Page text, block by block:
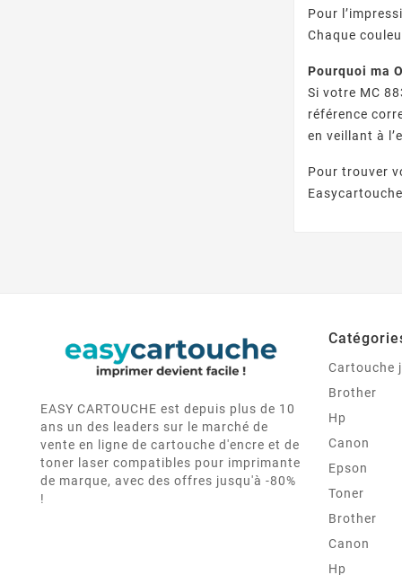
Pour
Chaque
Pourquoi ma
Si votre MC
référence
en veillant à
Pour trouver
EASY CARTOUCHE est depuis plus de 10
ans un des leaders sur le marché de
vente en ligne de cartouche d'encre et de
toner laser compatibles pour imprimante
de marque, avec des offres jusqu'à -80%
!
Cartouche
Brother
Hp
Canon
Epson
Toner
Brother
Canon
Hp